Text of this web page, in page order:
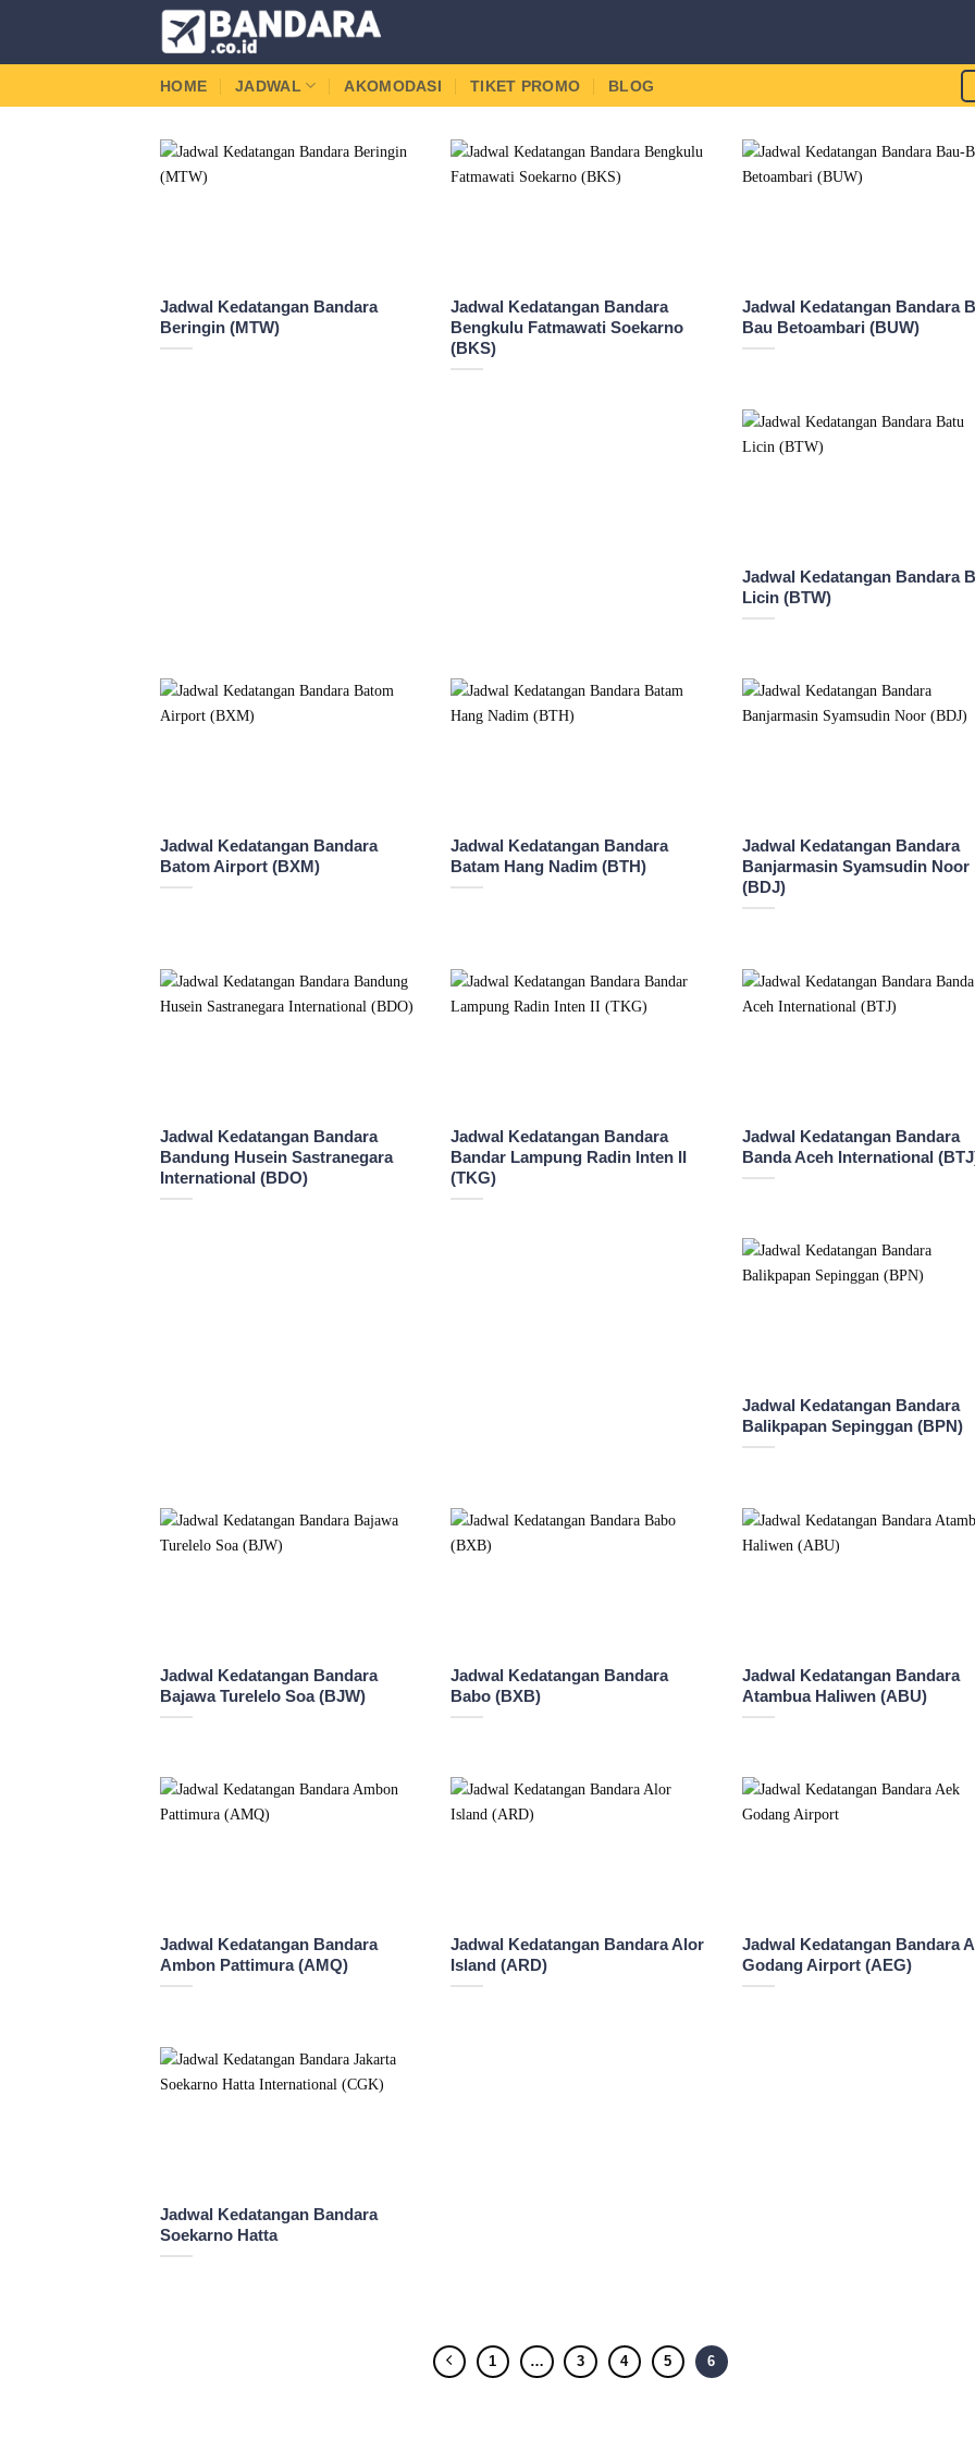
content
HOME JADWAL AKOMODASI TIKET PROMO BLOG
Jadwal Kedatangan Bandara
Beringin (MTW)
Jadwal Kedatangan Bandara
Bengkulu Fatmawati Soekarno
(BKS)
Jadwal Kedatangan Bandara
Bau Betoambari (BUW)
Jadwal Kedatangan Bandara
Licin (BTW)
Jadwal Kedatangan Bandara
Batom Airport (BXM)
Jadwal Kedatangan Bandara
Batam Hang Nadim (BTH)
Jadwal Kedatangan Bandara
Banjarmasin Syamsudin Noor
(BDJ)
Jadwal Kedatangan Bandara
Bandung Husein Sastranegara
International (BDO)
Jadwal Kedatangan Bandara
Bandar Lampung Radin Inten II
(TKG)
Jadwal Kedatangan Bandara
Banda Aceh International
Jadwal Kedatangan Bandara
Balikpapan Sepinggan (BPN)
Jadwal Kedatangan Bandara
Bajawa Turelelo Soa (BJW)
Jadwal Kedatangan Bandara
Babo (BXB)
Jadwal Kedatangan Bandara
Atambua Haliwen (ABU)
Jadwal Kedatangan Bandara
Ambon Pattimura (AMQ)
Jadwal Kedatangan Bandara Alor
Island (ARD)
Jadwal Kedatangan Bandara
Godang Airport (AEG)
Jadwal Kedatangan Bandara
Soekarno Hatta
1 … 3 4 5 6